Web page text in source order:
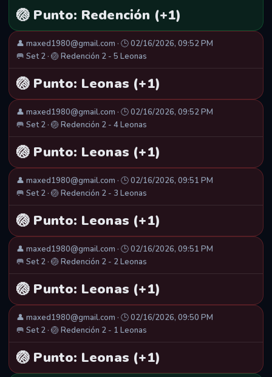
🏐 Punto: Redención (+1)
👤 maxed1980@gmail.com · 🕒 02/16/2026, 09:52 PM
🥅 Set 2 · 🏐 Redención 2 - 5 Leonas
🏐 Punto: Leonas (+1)
👤 maxed1980@gmail.com · 🕒 02/16/2026, 09:52 PM
🥅 Set 2 · 🏐 Redención 2 - 4 Leonas
🏐 Punto: Leonas (+1)
👤 maxed1980@gmail.com · 🕒 02/16/2026, 09:51 PM
🥅 Set 2 · 🏐 Redención 2 - 3 Leonas
🏐 Punto: Leonas (+1)
👤 maxed1980@gmail.com · 🕒 02/16/2026, 09:51 PM
🥅 Set 2 · 🏐 Redención 2 - 2 Leonas
🏐 Punto: Leonas (+1)
👤 maxed1980@gmail.com · 🕒 02/16/2026, 09:50 PM
🥅 Set 2 · 🏐 Redención 2 - 1 Leonas
🏐 Punto: Leonas (+1)